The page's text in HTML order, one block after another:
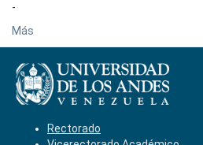
-
Más
Rectorado